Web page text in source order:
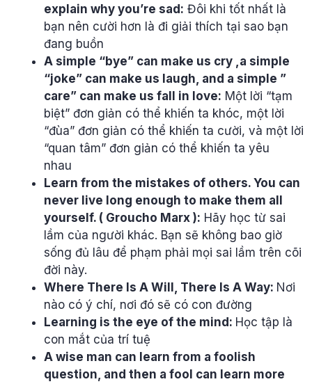
explain why you’re sad: Đôi khi tốt nhất là
bạn nên cười hơn là đi giải thích tại sao bạn
đang buồn
A simple “bye” can make us cry ,a simple
“joke” can make us laugh, and a simple ”
care” can make us fall in love: Một lời “tạm
biệt” đơn giản có thể khiến ta khóc, một lời
“đùa” đơn giản có thể khiến ta cười, và một lời
“quan tâm” đơn giản có thể khiến ta yêu
nhau
Learn from the mistakes of others. You can
never live long enough to make them all
yourself. ( Groucho Marx ): Hãy học từ sai
lầm của người khác. Bạn sẽ không bao giờ
sống đủ lâu để phạm phải mọi sai lầm trên cõi
đời này.
Where There Is A Will, There Is A Way: Nơi
nào có ý chí, nơi đó sẽ có con đường
Learning is the eye of the mind: Học tập là
con mắt của trí tuệ
A wise man can learn from a foolish
question, and then a fool can learn more